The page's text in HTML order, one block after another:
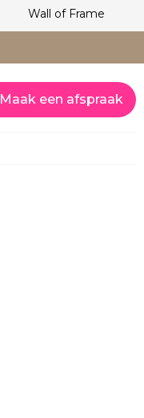
Wall of Frame
Maak een afspraak